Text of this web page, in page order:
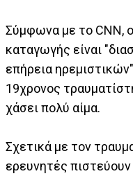
Σύμφωνα με το CNN,
καταγωγής είναι
επήρεια
19χρονος
χάσει πολύ αίμα.
Σχετικά με τον
ερευνητές